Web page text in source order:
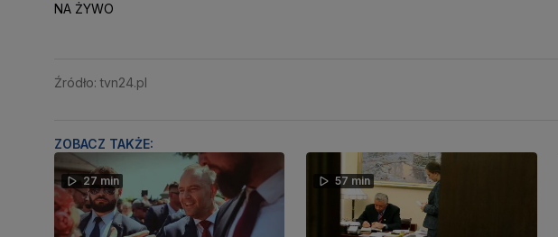
NA ŻYWO
Źródło: tvn24.pl
ZOBACZ TAKŻE:
27 min 57 min